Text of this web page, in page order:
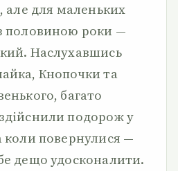
але для маленьких
половиною роки —
Наслухавшись
Кнопочки та
багато
подорож у
коли повернулися —
дещо удосконалити.